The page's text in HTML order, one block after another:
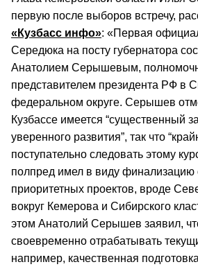
первую после выборов встречу,
«Кузбасс инфо»: «Первая
Середюка на посту губернатора
Анатолием Серышевым,
представителем президента РФ в
федеральном округе. Серышев
Кузбассе имеется “существенный
уверенного развития”, так что
поступательно следовать этому
полпред имел в виду финализацию
приоритетных проектов, вроде
вокруг Кемерова и Сибирского
этом Анатолий Серышев заявил,
своевременно отрабатывать
например, качественная